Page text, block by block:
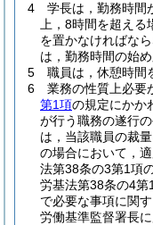
4
学長は，勤務時間
上，8時間を超え
を置かなければなら
は，勤務時間の始
5
職員は，休憩時間
6
業務の性質上必要
第1項の規定にかか
が行う職務の遂行
は，当該職員の裁
の場合において，
法第38条の3第1項
労基法第38条の4第
で必要な事項に関
労働基準監督署長